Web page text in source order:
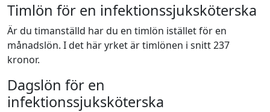
Timlön för en infektionssjuksköterska
Är du timanställd har du en timlön istället för en
månadslön. I det här yrket är timlönen i snitt 237
kronor.
Dagslön för en
infektionssjuksköterska